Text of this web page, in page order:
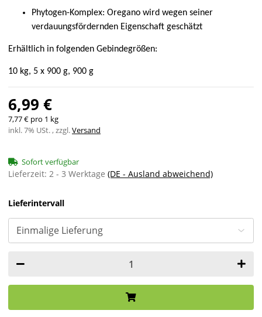
Phytogen-Komplex: Oregano wird wegen seiner
verdauungsfördernden Eigenschaft geschätzt
Erhältlich in folgenden Gebindegrößen:
10 kg, 5 x 900 g, 900 g
6,99 €
7,77 € pro 1 kg
inkl. 7% USt. , zzgl.Versand
Sofort verfügbar
Lieferzeit: 2 - 3 Werktage (DE - Ausland abweichend)
Lieferintervall